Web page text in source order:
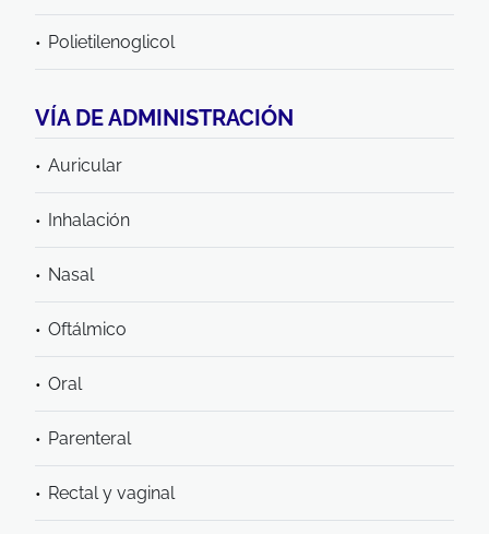
Polietilenoglicol
VÍA DE ADMINISTRACIÓN
Auricular
Inhalación
Nasal
Oftálmico
Oral
Parenteral
Rectal y vaginal